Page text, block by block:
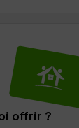
offrir ?